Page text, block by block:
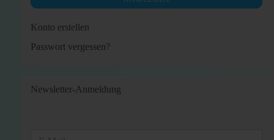
Konto erstellen
Passwort vergessen?
Newsletter-Anmeldung